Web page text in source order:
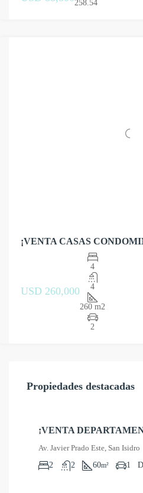
258.54
USD 260,000
4
4
260 m2
2
Propiedades destacadas
513,500
¡VENTA
Av. Javier Prado Este, San Isidro
2
2 60m² 1